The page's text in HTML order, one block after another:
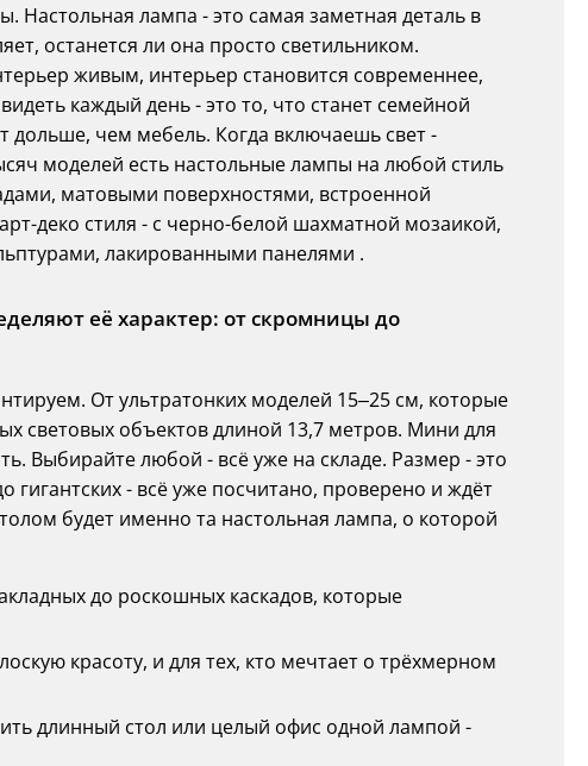
Настольная лампа - это самая заметная деталь в
останется ли она просто светильником.
живым, интерьер становится современнее,
каждый день - это то, что станет семейной
дольше, чем мебель. Когда включаешь свет -
моделей есть настольные лампы на любой стиль
матовыми поверхностями, встроенной
деко стиля - с черно-белой шахматной мозаикой,
лакированными панелями .
её характер: от скромницы до
От ультратонких моделей 15–25 см, которые
световых объектов длиной 13,7 метров. Мини для
Выбирайте любой - всё уже на складе. Размер - это
- всё уже посчитано, проверено и ждёт
будет именно та настольная лампа, о которой
до роскошных каскадов, которые
красоту, и для тех, кто мечтает о трёхмерном
длинный стол или целый офис одной лампой -